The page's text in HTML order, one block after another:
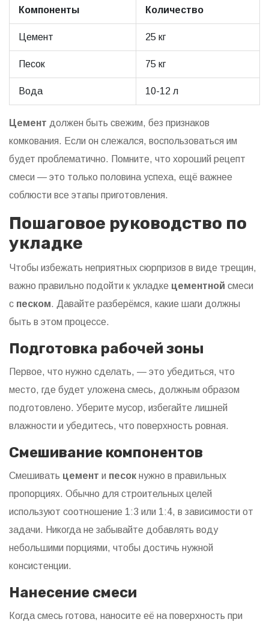
Компоненты Количество
Цемент 25 кг
Песок 75 кг
Вода 10-12 л
Цемент должен быть свежим, без признаков
комкования. Если он слежался, воспользоваться им
будет проблематично. Помните, что хороший рецепт
смеси — это только половина успеха, ещё важнее
соблюсти все этапы приготовления.
Пошаговое руководство по
укладке
Чтобы избежать неприятных сюрпризов в виде трещин,
важно правильно подойти к укладке цементной смеси
с песком. Давайте разберёмся, какие шаги должны
быть в этом процессе.
Подготовка рабочей зоны
Первое, что нужно сделать, — это убедиться, что
место, где будет уложена смесь, должным образом
подготовлено. Уберите мусор, избегайте лишней
влажности и убедитесь, что поверхность ровная.
Смешивание компонентов
Смешивать цемент и песок нужно в правильных
пропорциях. Обычно для строительных целей
используют соотношение 1:3 или 1:4, в зависимости от
задачи. Никогда не забывайте добавлять воду
небольшими порциями, чтобы достичь нужной
консистенции.
Нанесение смеси
Когда смесь готова, наносите её на поверхность при